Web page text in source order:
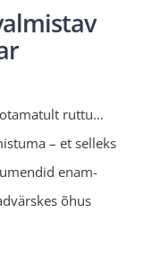
ruttu…
– et selleks
enam-
õhus